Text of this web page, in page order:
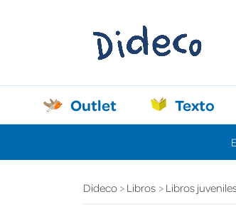
Outlet Texto
Dideco Libros Libros